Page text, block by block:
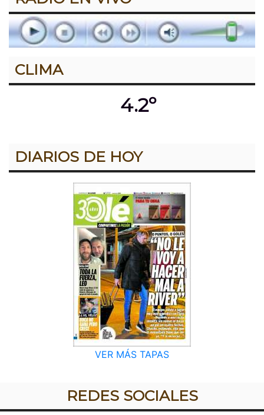
CLIMA
4.2º
DIARIOS DE HOY
VER MÁS TAPAS
REDES SOCIALES